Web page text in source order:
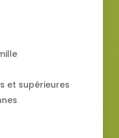
et supérieures